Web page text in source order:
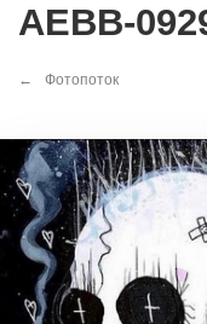
AEBB-
Фотопоток